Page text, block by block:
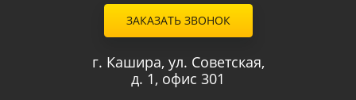
ЗАКАЗАТЬ ЗВОНОК
г. Кашира, ул. Советская,
д. 1, офис 301